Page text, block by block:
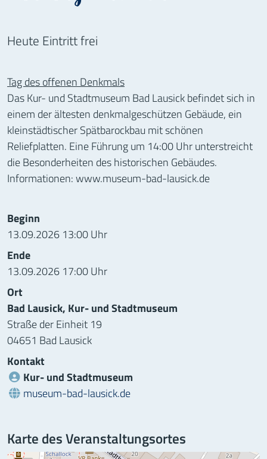
Heute Eintritt frei
Tag des offenen Denkmals
Das Kur- und Stadtmuseum Bad Lausick befindet sich in
einem der ältesten denkmalgeschützen Gebäude, ein
kleinstädtischer Spätbarockbau mit schönen
Reliefplatten. Eine Führung um 14:00 Uhr unterstreicht
die Besonderheiten des historischen Gebäudes.
Informationen: www.museum-bad-lausick.de
Informationen zur Veranstaltung
Beginn
13.09.2026 13:00 Uhr
Ende
13.09.2026 17:00 Uhr
Ort
Bad Lausick, Kur- und Stadtmuseum
Straße der Einheit 19
04651 Bad Lausick
Kontakt
Kur- und Stadtmuseum
Webseite:
museum-bad-lausick.de
Karte des Veranstaltungsortes